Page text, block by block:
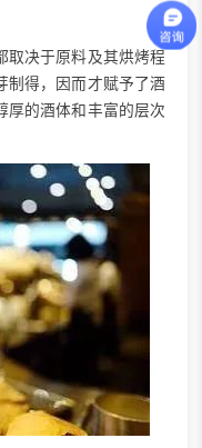
取决于原料及其烘烤程
制得，因而才赋予了酒
厚的酒体和丰富的层次